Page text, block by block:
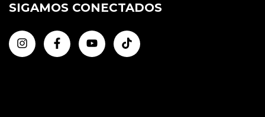
SIGAMOS CONECTADOS